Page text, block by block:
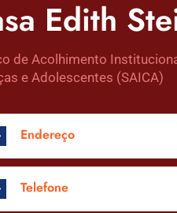
Edith
de Acolhimento
e Adolescentes (SAICA)
Endereço
Telefone